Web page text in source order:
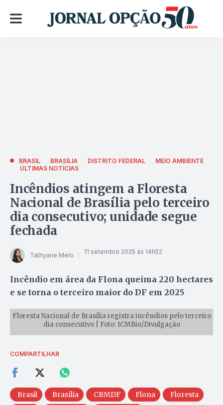
BRASIL BRASÍLIA DISTRITO FEDERAL
MEIO AMBIENTE
ÚLTIMAS NOTÍCIAS
Incêndios atingem a Floresta
Nacional de Brasília pelo terceiro
dia consecutivo; unidade segue
fechada
Tathyane Melo 11 setembro 2025 às 14h52
Incêndio em área da Flona queima 220 hectares
e se torna o terceiro maior do DF em 2025
Floresta Nacional de Brasília registra incêndios pelo terceiro
dia consecutivo | Foto: ICMBio/Divulgação
COMPARTILHAR
Brasil Brasília CBMDF Flona
Floresta